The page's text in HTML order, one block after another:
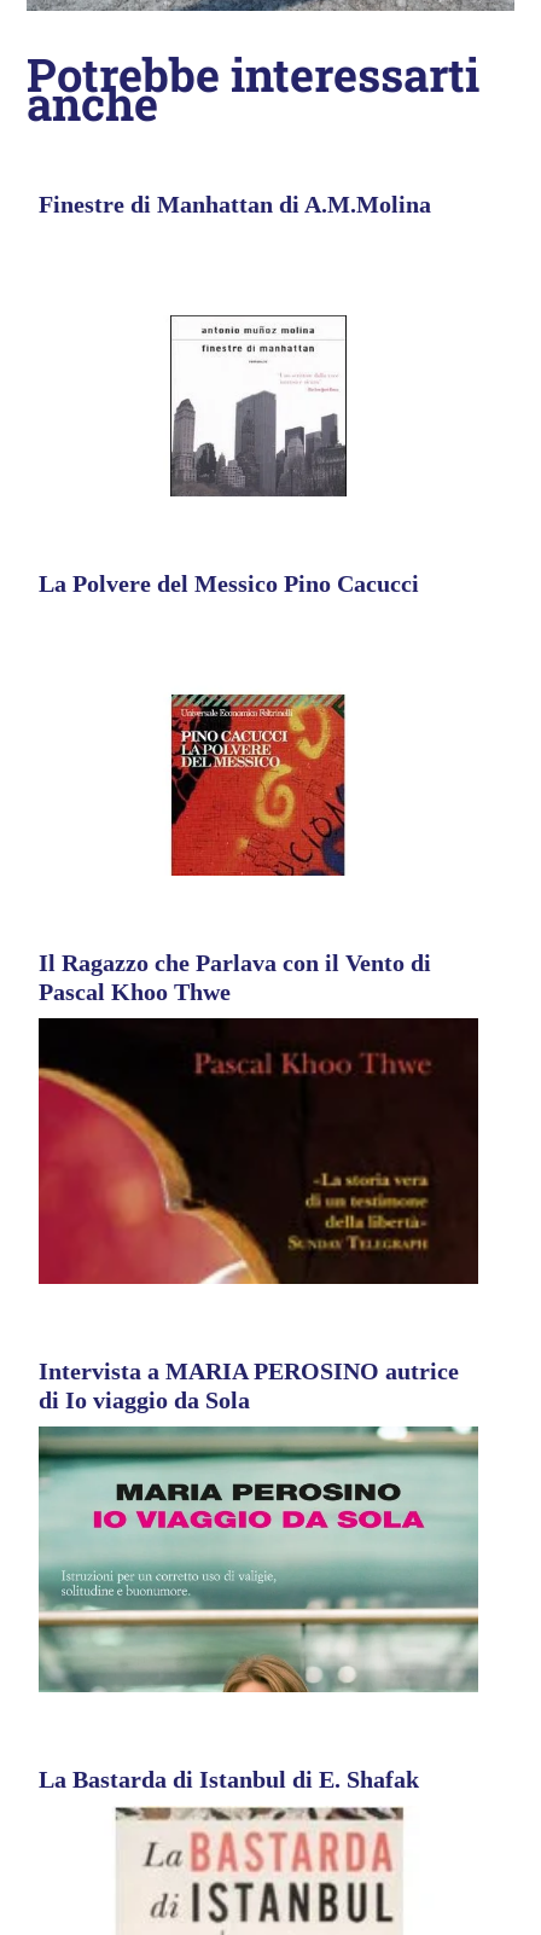
Potrebbe interessarti
anche
Finestre di Manhattan di A.M.Molina
La Polvere del Messico Pino Cacucci
Il Ragazzo che Parlava con il Vento di
Pascal Khoo Thwe
Intervista a MARIA PEROSINO autrice
di Io viaggio da Sola
La Bastarda di Istanbul di E. Shafak